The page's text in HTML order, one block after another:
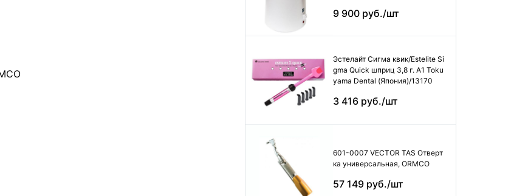
9 900 руб./шт
Эстелайт Сигма квик/Estelite Si
gma Quick шприц 3,8 г. А1 Toku
yama Dental (Япония)/13170
3 416 руб./шт
601-0007 VECTOR TAS Отверт
ка универсальная, ORMCO
57 149 руб./шт